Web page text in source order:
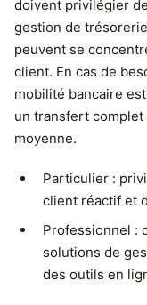
doivent privilégier
gestion de
peuvent se
client. En cas de
mobilité bancaire
un transfert
moyenne.
Particulier :
client réactif et
Professionnel :
solutions de
des outils en